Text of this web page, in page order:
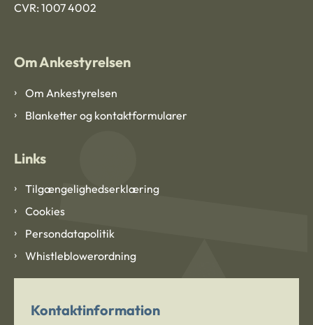
CVR: 1007 4002
Om Ankestyrelsen
Om Ankestyrelsen
Blanketter og kontaktformularer
Links
Tilgængelighedserklæring
Cookies
Persondatapolitik
Whistleblowerordning
Kontaktinformation